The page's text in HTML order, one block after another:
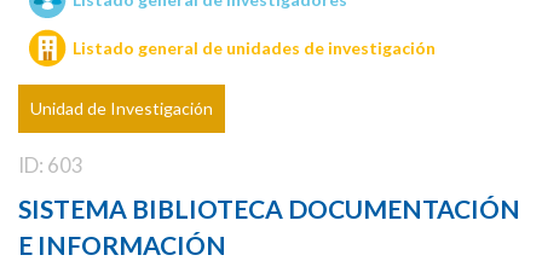
Listado general de unidades de investigación
Unidad de Investigación
ID: 603
SISTEMA BIBLIOTECA DOCUMENTACIÓN
E INFORMACIÓN